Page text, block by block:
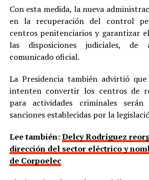
Con esta medida, la nueva
en la recuperación del control
centros penitenciarios y garantizar
las disposiciones judiciales,
comunicado oficial.
La Presidencia también advirtió
intenten convertir los centros de
para actividades criminales
sanciones establecidas por la
Lee también:Delcy Rodríguez
dirección del sector eléctrico y
de Corpoelec